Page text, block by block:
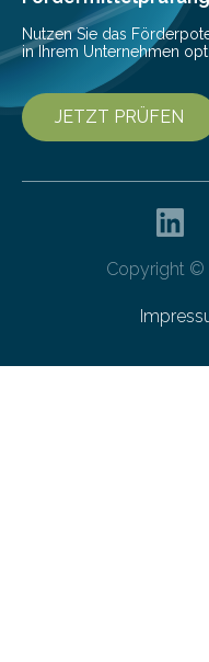
Nutzen Sie das
in Ihrem Unternehmen
JETZT PRÜFEN
Copyright ©